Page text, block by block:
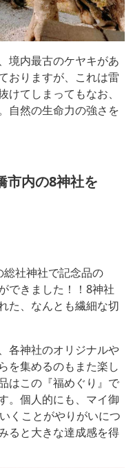
境内最古のケヤキがあ
おりますが、これは雷
てしまってもなお、
自然の生命力の強さを
市内の8神社を
社神社で記念品の
できました！！8神社
た、なんとも繊細な切
各神社のオリジナルや
を集めるのもまた楽し
はこの『福めぐり』で
。個人的にも、マイ御
くことがやりがいにつ
ると大きな達成感を得